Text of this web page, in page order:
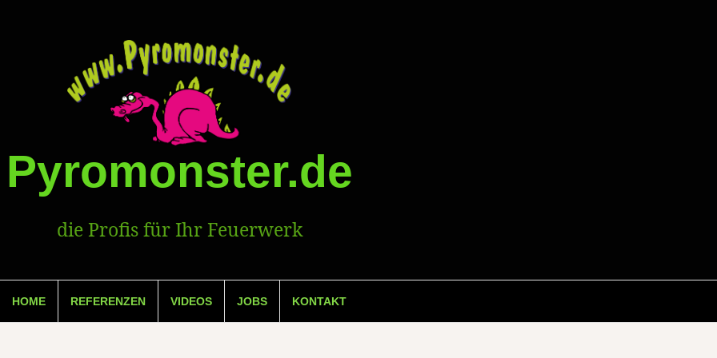
Pyromonster.de
die Profis für Ihr Feuerwerk
HOME REFERENZEN VIDEOS JOBS KONTAKT